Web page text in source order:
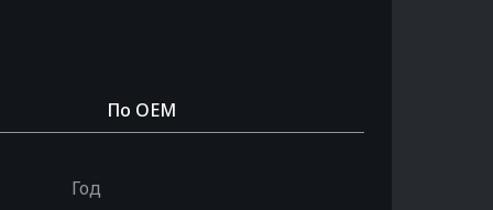
По OEM
Год